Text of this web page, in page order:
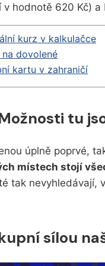
hodnotě 620 Kč) a
kurz v kalkulačce
dovolené
kartu v zahraničí
tu
úplně poprvé,
místech stojí
tak nevyhledávají,
sílou